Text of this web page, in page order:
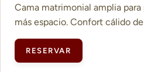
Cama matrimonial amplia
más espacio. Confort cálido de
RESERVAR